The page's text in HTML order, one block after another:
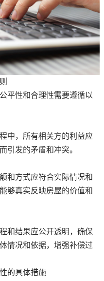
平性和合理性需要遵循以
中，所有相关方的利益应
引发的矛盾和冲突。
和方式应符合实际情况和
够真实反映房屋的价值和
和结果应公开透明，确保
情况和依据，增强补偿过
的具体措施